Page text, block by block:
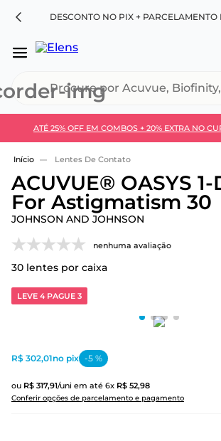
DESCONTO NO PIX + PARCELAMENTO
ATÉ 25% OFF EM COMBOS + 20% EXTRA NO
Use 30HOJE e ganhe 30% OFF +
Lentes De Contato
ACUVUE® OASYS 1-
For Astigmatism 30
JOHNSON AND JOHNSON
nenhuma avaliação
30 lentes por caixa
LEVE 4 PAGUE 3
ou R$ 317,91/uni em até 6x R$ 52,98
Conferir opções de parcelamento e pagamento
R$ 302,01no pix -5 %